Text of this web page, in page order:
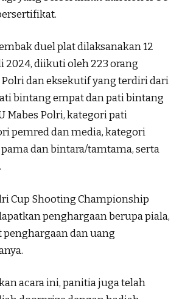
duel plat dilaksanakan 12
2024, diikuti oleh 223 orang
Polri dan eksekutif yang terdiri dari
bintang empat dan pati bintang
Mabes Polri, kategori pati
pemred dan media, kategori
dan bintara/tamtama, serta
Cup Shooting Championship
penghargaan berupa piala,
dan uang
acara ini, panitia juga telah